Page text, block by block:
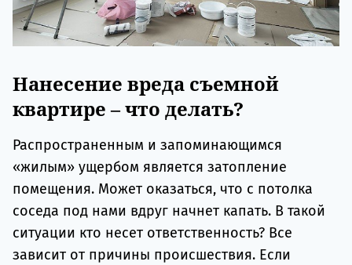
Нанесение вреда съемной
квартире – что делать?
Распространенным и запоминающимся
«жилым» ущербом является затопление
помещения. Может оказаться, что с потолка
соседа под нами вдруг начнет капать. В такой
ситуации кто несет ответственность? Все
зависит от причины происшествия. Если